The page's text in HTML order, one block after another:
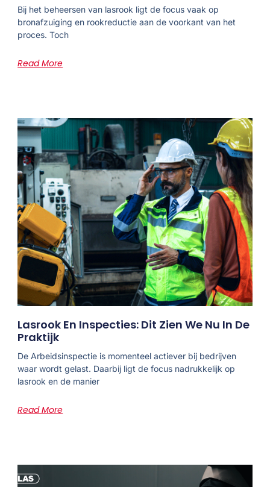
Bij het beheersen van lasrook ligt de focus vaak op
bronafzuiging en rookreductie aan de voorkant van het
proces. Toch
Read More
Lasrook En Inspecties: Dit Zien We Nu In De
Praktijk
De Arbeidsinspectie is momenteel actiever bij bedrijven
waar wordt gelast. Daarbij ligt de focus nadrukkelijk op
lasrook en de manier
Read More